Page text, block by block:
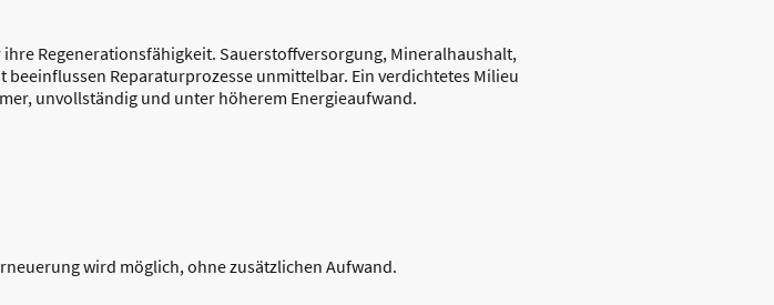
Regenerationsfähigkeit. Sauerstoffversorgung, Mineralhaushalt,
Reparaturprozesse unmittelbar. Ein verdichtetes Milieu
unvollständig und unter höherem Energieaufwand.
wird möglich, ohne zusätzlichen Aufwand.